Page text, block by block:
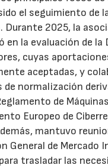
el seguimiento de
Durante 2025, la
en la evaluación de la
cuyas
aceptadas, y
de normalización
de
Europeo de
mantuvo
General de Mercado
trasladar las